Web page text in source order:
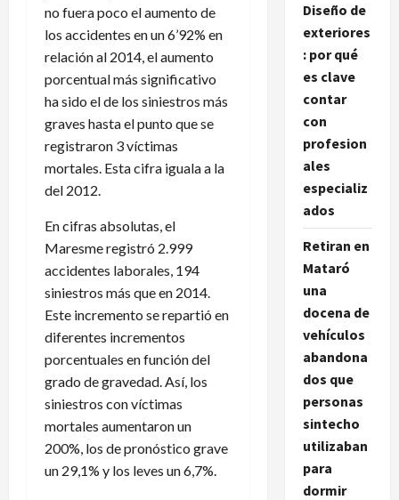
no fuera poco el aumento de
los accidentes en un 6’92% en
relación al 2014, el aumento
porcentual más significativo
ha sido el de los siniestros más
graves hasta el punto que se
registraron 3 víctimas
mortales. Esta cifra iguala a la
del 2012.
En cifras absolutas, el
Maresme registró 2.999
accidentes laborales, 194
siniestros más que en 2014.
Este incremento se repartió en
diferentes incrementos
porcentuales en función del
grado de gravedad. Así, los
siniestros con víctimas
mortales aumentaron un
200%, los de pronóstico grave
un 29,1% y los leves un 6,7%.
Diseño de
exteriores
: por qué
es clave
contar
con
profesion
ales
especializ
ados
Retiran en
Mataró
una
docena de
vehículos
abandona
dos que
personas
sintecho
utilizaban
para
dormir